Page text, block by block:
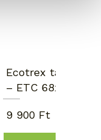
Ecotrex talajcsavar
– ETC 68x900x148
9 900 Ft